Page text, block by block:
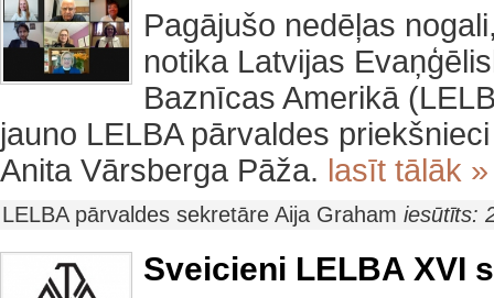
Pagājušo nedēļas
notika Latvijas
Baznīcas Amerikā
jauno LELBA pārvaldes
Anita Vārsberga Pāža. lasīt tālāk »
LELBA pārvaldes sekretāre Aija Graham iesūtīts:
Sveicieni LELBA XVI